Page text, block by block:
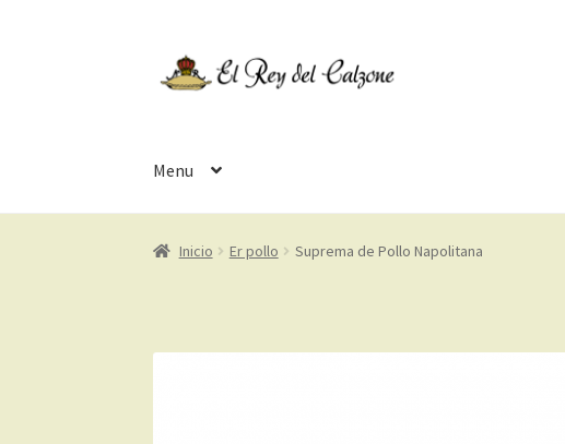
aa
Menu
Inicio Er pollo Suprema de Pollo Napolitana